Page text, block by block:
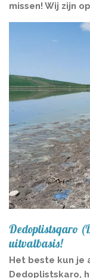
missen! Wij zijn
Dedoplistsqaro
uitvalbasis!
Het beste kun je
Dedoplistskaro,